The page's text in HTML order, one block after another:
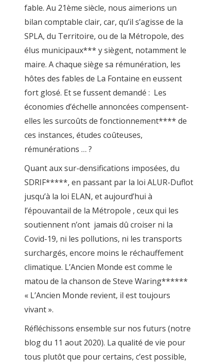
fable. Au 21ème siècle, nous aimerions un
bilan comptable clair, car, qu’il s’agisse de la
SPLA, du Territoire, ou de la Métropole, des
élus municipaux*** y siègent, notamment le
maire. A chaque siège sa rémunération, les
hôtes des fables de La Fontaine en eussent
fort glosé. Et se fussent demandé : Les
économies d’échelle annoncées compensent-
elles les surcoûts de fonctionnement**** de
ces instances, études coûteuses,
rémunérations … ?
Quant aux sur-densifications imposées, du
SDRIF*****, en passant par la loi ALUR-Duflot
jusqu’à la loi ELAN, et aujourd’hui à
l’épouvantail de la Métropole , ceux qui les
soutiennent n’ont jamais dû croiser ni la
Covid-19, ni les pollutions, ni les transports
surchargés, encore moins le réchauffement
climatique. L’Ancien Monde est comme le
matou de la chanson de Steve Waring******
« L’Ancien Monde revient, il est toujours
vivant ».
Réfléchissons ensemble sur nos futurs (notre
blog du 11 aout 2020). La qualité de vie pour
tous plutôt que pour certains, c’est possible,